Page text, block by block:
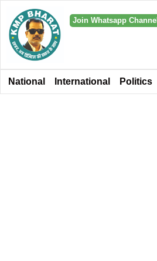
Join Whatsapp Channel
National International Politics